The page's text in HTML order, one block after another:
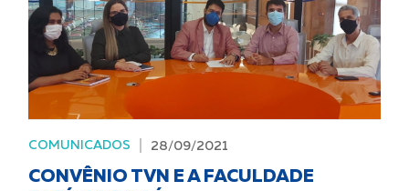
COMUNICADOS 28/09/2021
CONVÊNIO TVN E A FACULDADE